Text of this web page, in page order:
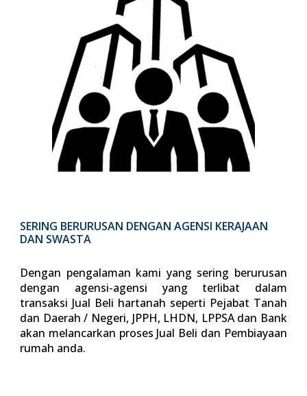
SERING BERURUSAN DENGAN AGENSI KERAJAAN
DAN SWASTA
Dengan pengalaman kami yang sering berurusan
dengan agensi-agensi yang terlibat dalam
transaksi Jual Beli hartanah seperti Pejabat Tanah
dan Daerah / Negeri, JPPH, LHDN, LPPSA dan Bank
akan melancarkan proses Jual Beli dan Pembiayaan
rumah anda.